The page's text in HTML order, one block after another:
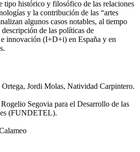
tipo histórico y filosófico de las relaciones
y la contribución de las “artes
algunos casos notables, al tiempo
de las políticas de
innovación (I+D+i) en España y en
Ortega, Jordi Molas, Natividad Carpintero.
Segovia para el Desarrollo de las
(FUNDETEL).